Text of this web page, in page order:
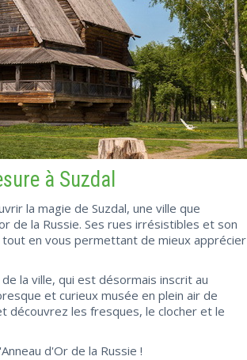
à Suzdal
la magie de Suzdal, une ville que
de la Russie. Ses rues irrésistibles et son
en vous permettant de mieux apprécier
la ville, qui est désormais inscrit au
et curieux musée en plein air de
découvrez les fresques, le clocher et le
d'Or de la Russie !